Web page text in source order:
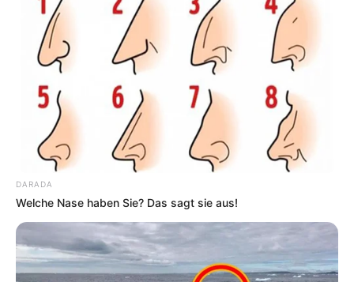
DARADA
Welche Nase haben Sie? Das sagt sie aus!